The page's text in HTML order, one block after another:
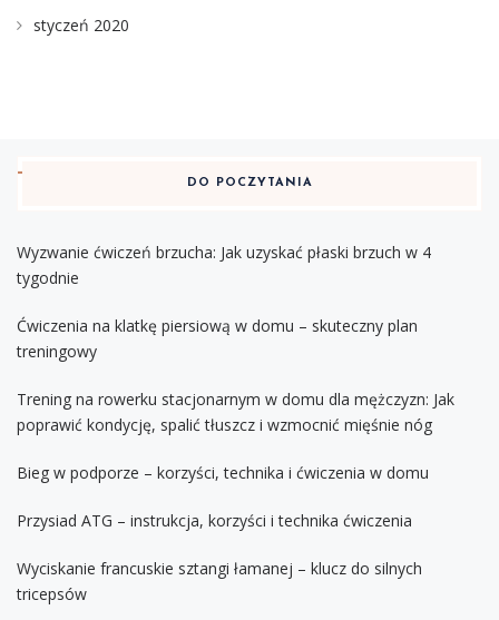
styczeń 2020
DO POCZYTANIA
Wyzwanie ćwiczeń brzucha: Jak uzyskać płaski brzuch w 4
tygodnie
Ćwiczenia na klatkę piersiową w domu – skuteczny plan
treningowy
Trening na rowerku stacjonarnym w domu dla mężczyzn: Jak
poprawić kondycję, spalić tłuszcz i wzmocnić mięśnie nóg
Bieg w podporze – korzyści, technika i ćwiczenia w domu
Przysiad ATG – instrukcja, korzyści i technika ćwiczenia
Wyciskanie francuskie sztangi łamanej – klucz do silnych
tricepsów